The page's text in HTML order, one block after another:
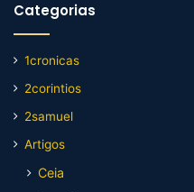
Categorias
1cronicas
2corintios
2samuel
Artigos
Ceia